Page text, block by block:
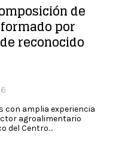
de
por
reconocido
con amplia experiencia
agroalimentario
del Centro…